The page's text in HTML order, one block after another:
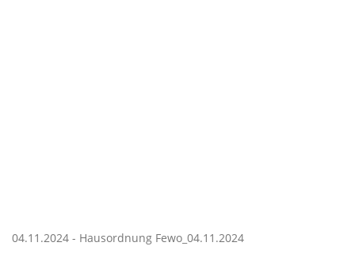
04.11.2024 - Hausordnung Fewo_04.11.2024